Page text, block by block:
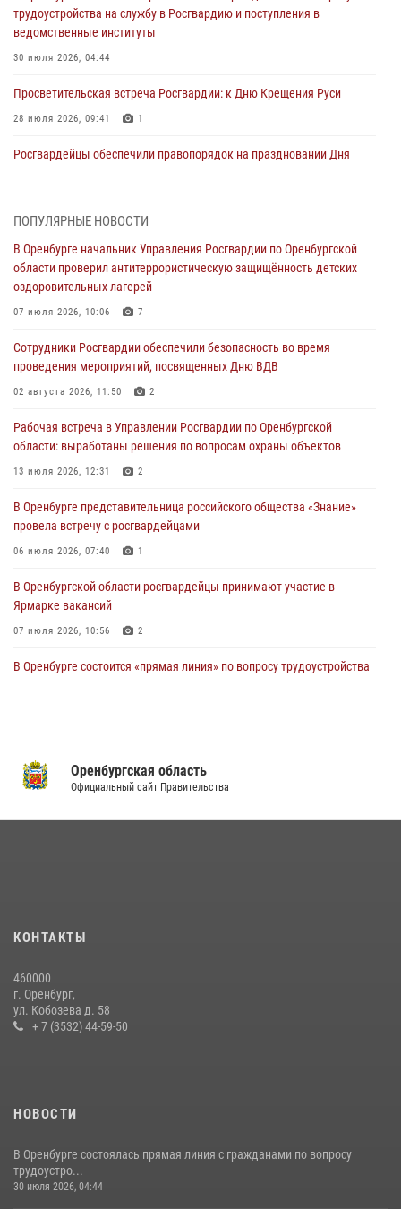
трудоустройства на службу в Росгвардию и поступления в
ведомственные институты
30 июля 2026, 04:44
Просветительская встреча Росгвардии: к Дню Крещения Руси
28 июля 2026, 09:41 1
Росгвардейцы обеспечили правопорядок на праздновании Дня
жизненной ситуации (ВИДЕО)
26 июля 2026, 14:45
Росгвардейцы Оренбургской области проверили готовность детских
24 июля 2026, 12:25
При силовой поддержке ОМОН «Кобра» Росгвардии в Оренбурге
23 июля 2026, 10:47
Итоги работы Управления вневедомственной охраны Росгвардии
23 июля 2026, 10:34
ПОПУЛЯРНЫЕ НОВОСТИ
В Оренбурге начальник Управления Росгвардии по Оренбургской
области проверил антитеррористическую защищённость детских
оздоровительных лагерей
07 июля 2026, 10:06 7
Сотрудники Росгвардии обеспечили безопасность во время
проведения мероприятий, посвященных Дню ВДВ
02 августа 2026, 11:50 2
Рабочая встреча в Управлении Росгвардии по Оренбургской
области: выработаны решения по вопросам охраны объектов
13 июля 2026, 12:31 2
В Оренбурге представительница российского общества «Знание»
провела встречу с росгвардейцами
06 июля 2026, 07:40 1
В Оренбургской области росгвардейцы принимают участие в
Ярмарке вакансий
07 июля 2026, 10:56 2
В Оренбурге состоится «прямая линия» по вопросу трудоустройства
Росгвардии по Оренбургской области и командующего 31 ракетной
армией
В Оренбурге росгвардейцы обеспечили правопорядок во время
проведения футбольного матча
03 августа 2026, 16:40
Оренбургская область
Официальный сайт Правительства
КОНТАКТЫ
460000
г. Оренбург,
ул. Кобозева д. 58
+ 7 (3532) 44-59-50
НОВОСТИ
В Оренбурге состоялась прямая линия с гражданами по вопросу
трудоустро...
30 июля 2026, 04:44